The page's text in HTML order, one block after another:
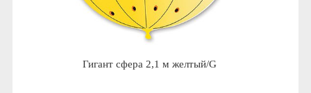
Гигант сфера 2,1 м желтый/G